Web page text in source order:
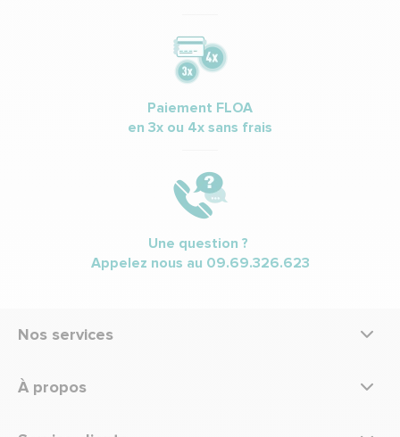
Paiement FLOA
en 3x ou 4x sans frais
Une question ?
Appelez nous au 09.69.326.623
Nos services
À propos